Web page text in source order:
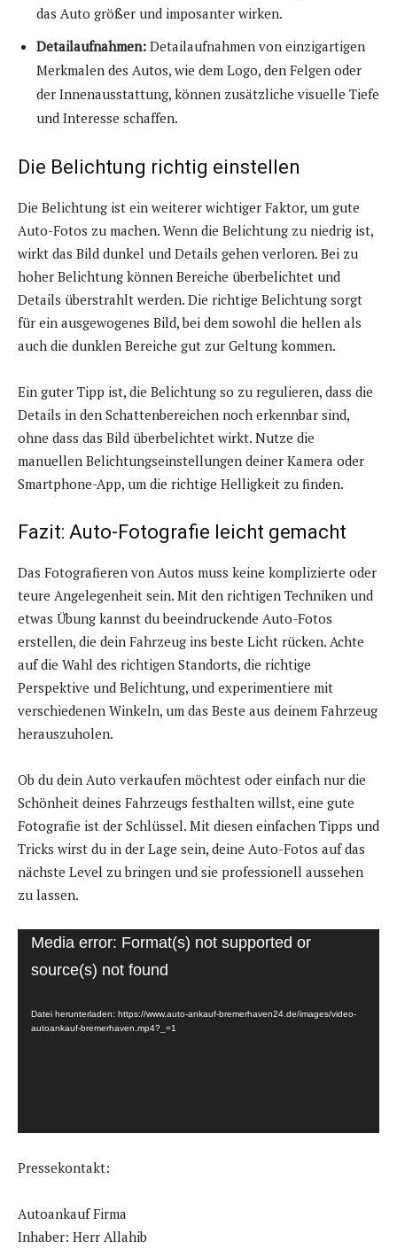
das Auto größer und imposanter wirken.
Detailaufnahmen: Detailaufnahmen von einzigartigen
Merkmalen des Autos, wie dem Logo, den Felgen oder
der Innenausstattung, können zusätzliche visuelle Tiefe
und Interesse schaffen.
Die Belichtung richtig einstellen
Die Belichtung ist ein weiterer wichtiger Faktor, um gute
Auto-Fotos zu machen. Wenn die Belichtung zu niedrig ist,
wirkt das Bild dunkel und Details gehen verloren. Bei zu
hoher Belichtung können Bereiche überbelichtet und
Details überstrahlt werden. Die richtige Belichtung sorgt
für ein ausgewogenes Bild, bei dem sowohl die hellen als
auch die dunklen Bereiche gut zur Geltung kommen.
Ein guter Tipp ist, die Belichtung so zu regulieren, dass die
Details in den Schattenbereichen noch erkennbar sind,
ohne dass das Bild überbelichtet wirkt. Nutze die
manuellen Belichtungseinstellungen deiner Kamera oder
Smartphone-App, um die richtige Helligkeit zu finden.
Fazit: Auto-Fotografie leicht gemacht
Das Fotografieren von Autos muss keine komplizierte oder
teure Angelegenheit sein. Mit den richtigen Techniken und
etwas Übung kannst du beeindruckende Auto-Fotos
erstellen, die dein Fahrzeug ins beste Licht rücken. Achte
auf die Wahl des richtigen Standorts, die richtige
Perspektive und Belichtung, und experimentiere mit
verschiedenen Winkeln, um das Beste aus deinem Fahrzeug
herauszuholen.
Ob du dein Auto verkaufen möchtest oder einfach nur die
Schönheit deines Fahrzeugs festhalten willst, eine gute
Fotografie ist der Schlüssel. Mit diesen einfachen Tipps und
Tricks wirst du in der Lage sein, deine Auto-Fotos auf das
nächste Level zu bringen und sie professionell aussehen
zu lassen.
e
Media error: Format(s) not supported or
source(s) not found
Datei herunterladen: https://www.auto-ankauf-bremerhaven24.de/images/video-
autoankauf-bremerhaven.mp4?_=1
Pressekontakt:
Autoankauf Firma
Inhaber: Herr Allahib